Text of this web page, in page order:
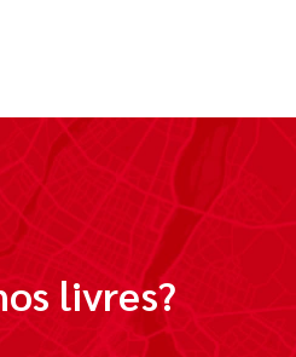
livres?